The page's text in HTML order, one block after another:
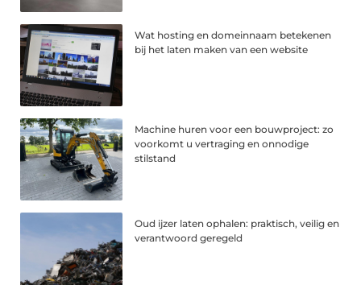
Wat hosting en domeinnaam betekenen
bij het laten maken van een website
Machine huren voor een bouwproject: zo
voorkomt u vertraging en onnodige
stilstand
Oud ijzer laten ophalen: praktisch, veilig en
verantwoord geregeld